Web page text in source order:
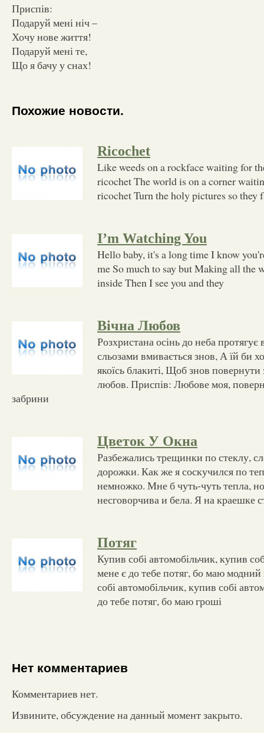
Приспів:
Подаруй мені ніч –
Хочу нове життя!
Подаруй мені те,
Що я бачу у снах!
Похожие новости.
Ricochet
Like weeds on a rockface waiting for
ricochet The world is on a corner
ricochet Turn the holy pictures so they
I’m Watching You
Hello baby, it's a long time I know
me So much to say but Making all the
inside Then I see you and they
Вічна Любов
Розхристана осінь до неба протягує
сльозами вмивається знов, А їй би
якоїсь блакиті, Щоб знов
любов. Приспів: Любове моя,
забрини
Цветок У Окна
Разбежались трещинки по стеклу,
дорожки. Как же я соскучился по
немножко. Мне б чуть-чуть тепла,
несговорчива и бела. Я на краешке
Потяг
Купив собі автомобільчик, купив
мене є до тебе потяг, бо маю
собі автомобільчик, купив собі
до тебе потяг, бо маю гроші
Нет комментариев
Комментариев нет.
Извините, обсуждение на данный момент закрыто.